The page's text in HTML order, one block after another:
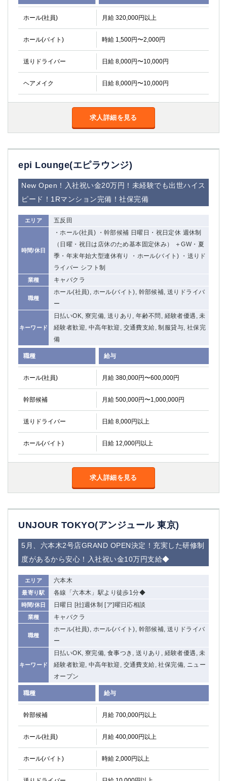
ホール(社員) 月給 320,000円以上
ホール(バイト) 時給 1,500円〜2,000円
送りドライバー 日給 8,000円〜10,000円
ヘアメイク 日給 8,000円〜10,000円
求人詳細を見る
epi Lounge(エピラウンジ)
New Open！入社祝い金20万円！未経験でも出世ハイス
ピード！1Rマンション完備！社保完備
エリア 五反田
時間/休日
・ホール(社員) ・幹部候補 日曜日・祝日定休 週休制
（日曜・祝日は店休のため基本固定休み） ＋GW・夏
季・年末年始大型連休有り ・ホール(バイト) ・送りド
ライバー シフト制
業種 キャバクラ
職種
ホール(社員), ホール(バイト), 幹部候補, 送りドライバ
ー
キーワード
日払いOK, 寮完備, 送りあり, 年齢不問, 経験者優遇, 未
経験者歓迎, 中高年歓迎, 交通費支給, 制服貸与, 社保完
備
職種 給与
ホール(社員) 月給 380,000円〜600,000円
幹部候補 月給 500,000円〜1,000,000円
送りドライバー 日給 8,000円以上
ホール(バイト) 日給 12,000円以上
求人詳細を見る
UNJOUR TOKYO(アンジュール 東京)
5月、六本木2号店GRAND OPEN決定！充実した研修制
度があるから安心！入社祝い金10万円支給◆
エリア 六本木
最寄り駅 各線「六本木」駅より徒歩1分◆
時間/休日 日曜日 [社]週休制 [ア]曜日応相談
業種 キャバクラ
職種
ホール(社員), ホール(バイト), 幹部候補, 送りドライバ
ー
キーワード
日払いOK, 寮完備, 食事つき, 送りあり, 経験者優遇, 未
経験者歓迎, 中高年歓迎, 交通費支給, 社保完備, ニュー
オープン
職種 給与
幹部候補 月給 700,000円以上
ホール(社員) 月給 400,000円以上
ホール(バイト) 時給 2,000円以上